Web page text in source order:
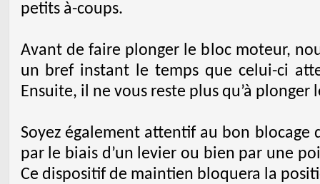
petits à-coups.
Avant de faire plonger le bloc moteur,
un bref instant le temps que celui-ci
Ensuite, il ne vous reste plus qu’à plonger
Soyez également attentif au bon blocage
par le biais d’un levier ou bien par une
Ce dispositif de maintien bloquera la